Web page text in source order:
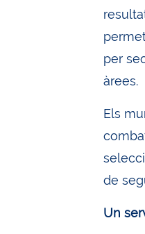
per
àrees.
Els
de
Un